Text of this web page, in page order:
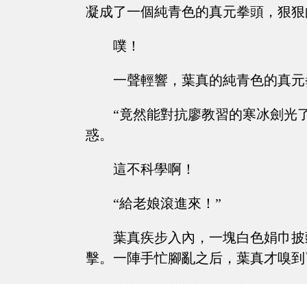
凝成了一個純青色的真元拳頭，狠
噗！
一聲輕響，葉真的純青色的真
“竟然能對抗廖教習的寒冰劍光
惑。
這不科學啊！
“給老娘滾進來！”
葉真疾步入內，一塊白色娟巾
擊。一陣手忙腳亂之后，葉真才嗅